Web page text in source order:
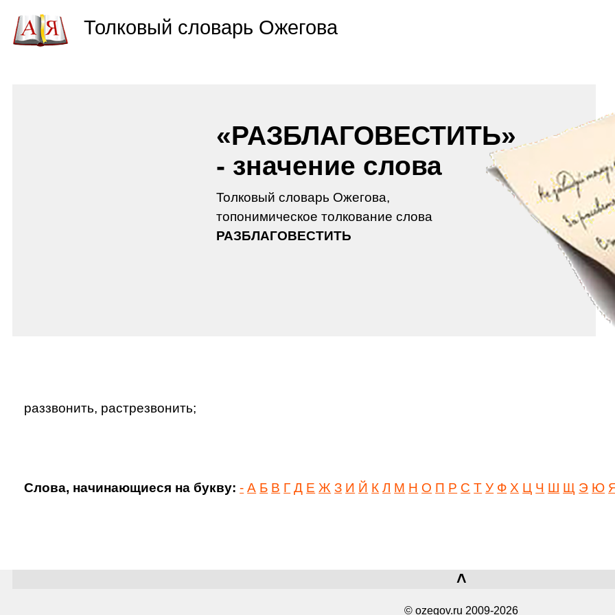
«РАЗБЛАГОВЕСТИТЬ»
- значение слова
Толковый словарь Ожегова,
топонимическое толкование слова
РАЗБЛАГОВЕСТИТЬ
раззвонить, растрезвонить;
Слова, начинающиеся на букву: - А Б В Г Д Е Ж З И Й К Л М Н О П Р С Т У Ф Х Ц Ч Ш Щ Э Ю
˄
© ozegov.ru 2009-2026
Толковый словарь Ожегова